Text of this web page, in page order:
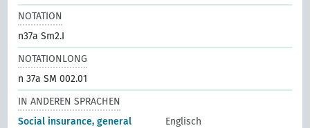
NOTATION
n37a Sm2.I
NOTATIONLONG
n 37a SM 002.01
IN ANDEREN SPRACHEN
Social insurance, general
Englisch